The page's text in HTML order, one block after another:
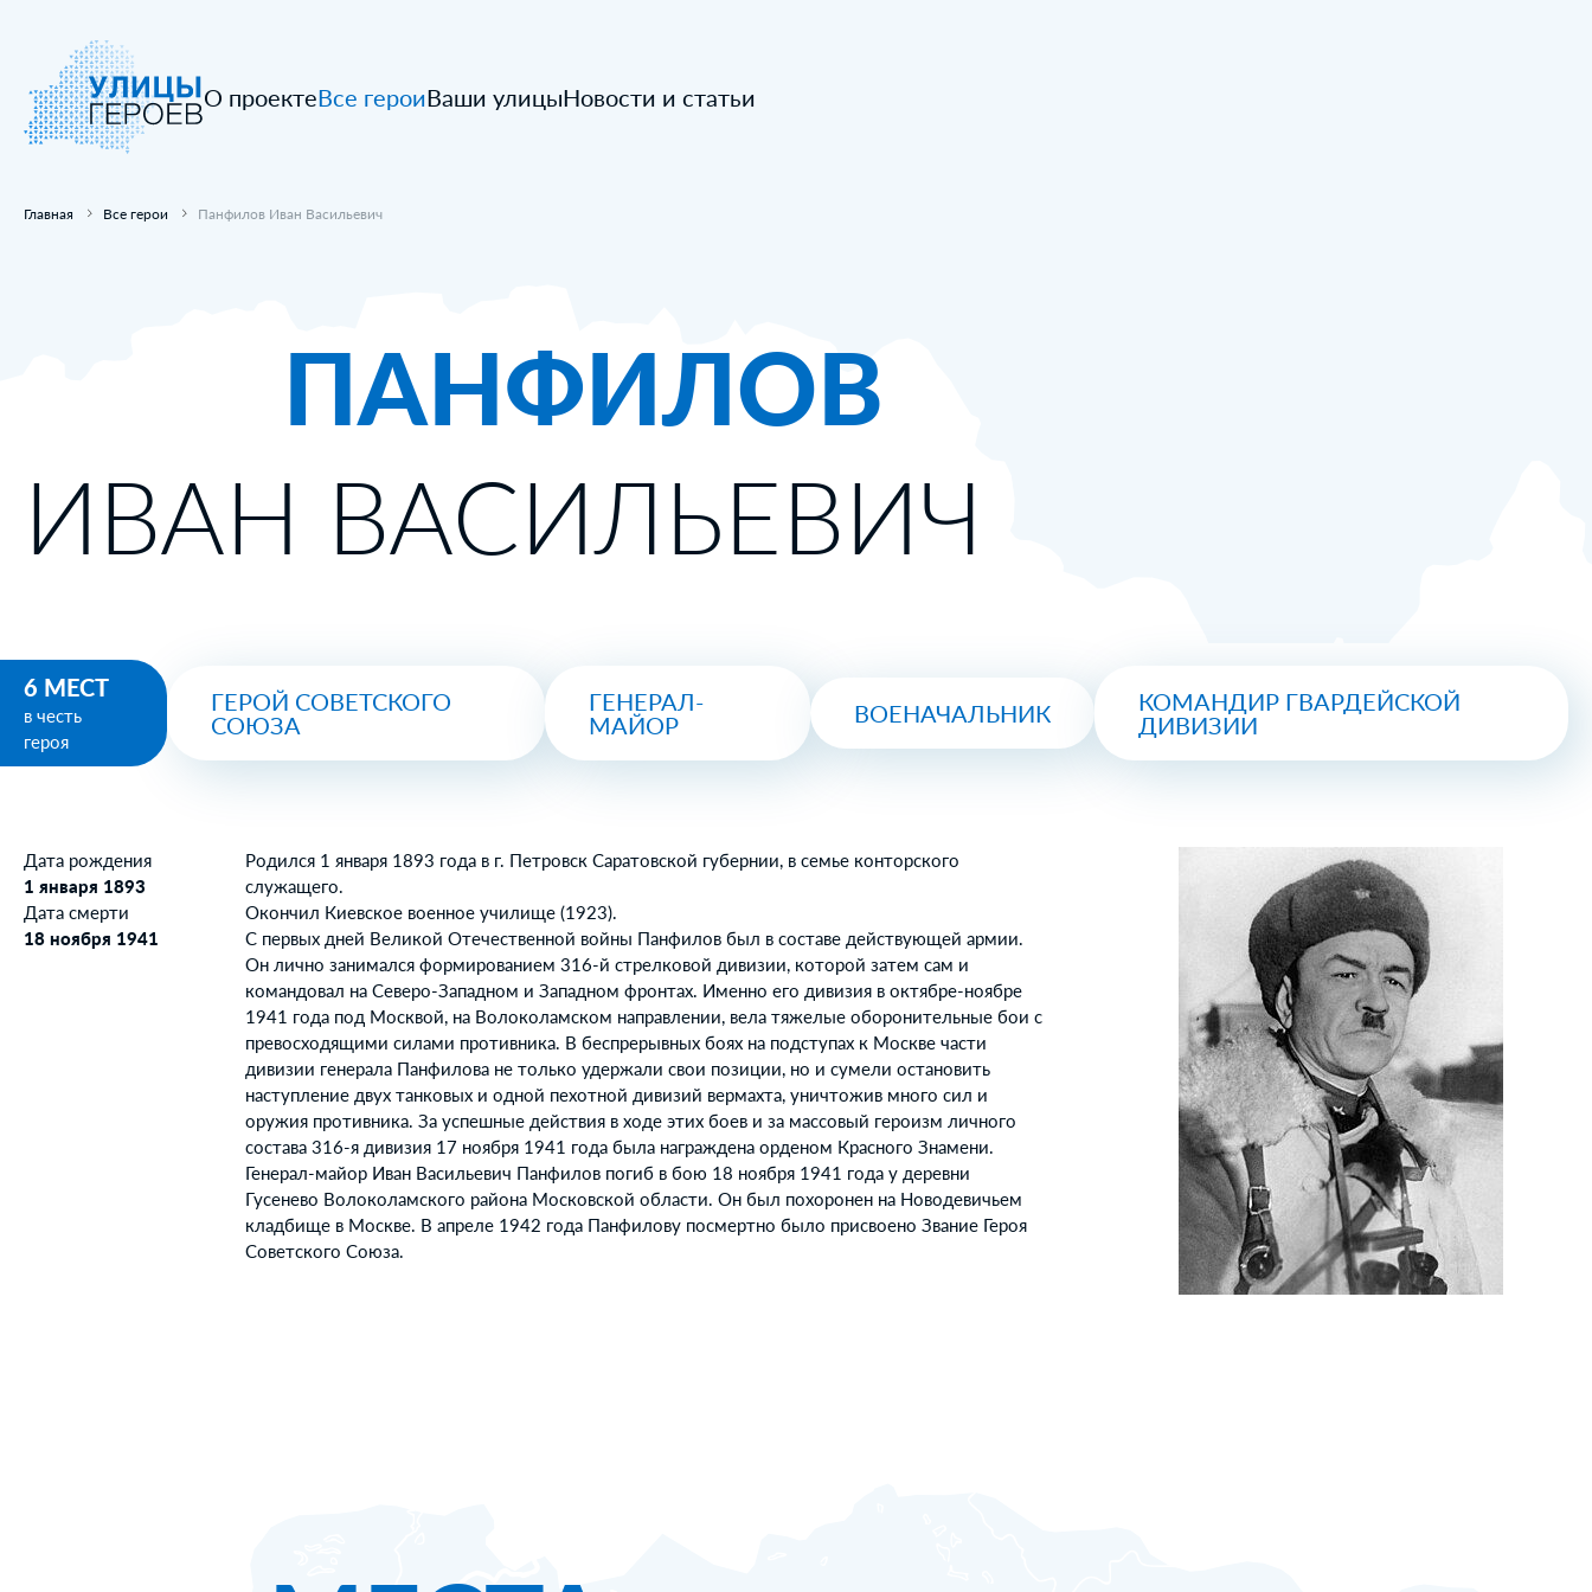
О проектеВсе героиВаши улицыНовости и статьи
Главная Все герои Панфилов Иван Васильевич
ПАНФИЛОВ
ИВАН ВАСИЛЬЕВИЧ
6 МЕСТ
в честь
героя
ГЕРОЙ СОВЕТСКОГО
СОЮЗА
ГЕНЕРАЛ-
МАЙОР
ВОЕНАЧАЛЬНИК
КОМАНДИР ГВАРДЕЙСКОЙ
ДИВИЗИИ
Дата рождения
1 января 1893
Дата смерти
18 ноября 1941
Родился 1 января 1893 года в г. Петровск Саратовской губернии, в семье конторского
служащего.
Окончил Киевское военное училище (1923).
С первых дней Великой Отечественной войны Панфилов был в составе действующей армии.
Он лично занимался формированием 316-й стрелковой дивизии, которой затем сам и
командовал на Северо-Западном и Западном фронтах. Именно его дивизия в октябре-ноябре
1941 года под Москвой, на Волоколамском направлении, вела тяжелые оборонительные бои с
превосходящими силами противника. В беспрерывных боях на подступах к Москве части
дивизии генерала Панфилова не только удержали свои позиции, но и сумели остановить
наступление двух танковых и одной пехотной дивизий вермахта, уничтожив много сил и
оружия противника. За успешные действия в ходе этих боев и за массовый героизм личного
состава 316-я дивизия 17 ноября 1941 года была награждена орденом Красного Знамени.
Генерал-майор Иван Васильевич Панфилов погиб в бою 18 ноября 1941 года у деревни
Гусенево Волоколамского района Московской области. Он был похоронен на Новодевичьем
кладбище в Москве. В апреле 1942 года Панфилову посмертно было присвоено Звание Героя
Советского Союза.